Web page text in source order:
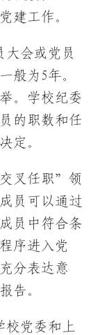
建工作。
大会或党员
般为5年。
。学校纪委
的职数和任
定。
叉任职”领
员可以通过
员中符合条
序进入党
分表达意
告。
校党委和上